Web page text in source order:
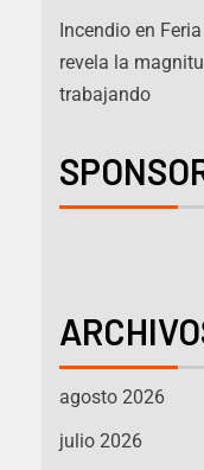
Incendio en
revela la
trabajando
agosto 2026
julio 2026